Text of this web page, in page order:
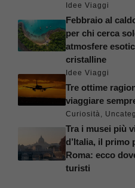
Idee Viaggi
Febbraio al
per chi cerca
atmosfere
cristalline
Idee Viaggi
Tre ottime
viaggiare
Curiosità
Tra i musei più
d’Italia, il primo
Roma: ecco
turisti